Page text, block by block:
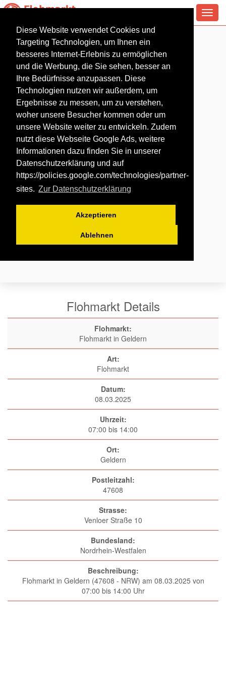
Diese Website verwendet Cookies und
Targeting Technologien, um Ihnen ein
besseres Internet-Erlebnis zu ermöglichen
und die Werbung, die Sie sehen, besser an
Ihre Bedürfnisse anzupassen. Diese
Technologien nutzen wir außerdem, um
Ergebnisse zu messen, um zu verstehen,
woher unsere Besucher kommen oder um
unsere Website weiter zu entwickeln. Zudem
nutzt diese Webseite Google Ads, weitere
Informationen dazu finden Sie in unserer
Datenschutzerklärung und auf
https://policies.google.com/technologies/partner-
sites. Zur Datenschutzerklärung
Akzeptieren
Ablehnen
Flohmarkt in Geldern
Flohmarkt Details
Flohmarkt:
Flohmarkt in Geldern
Art:
Flohmarkt
Datum:
08.03.2025
Uhrzeit:
07:00 bis 14:00
Ort:
Geldern
Postleitzahl:
47608
Strasse:
Venloer Straße 10
Bundesland:
Nordrhein-Westfalen
Beschreibung:
Flohmarkt in Geldern (47608 - NRW) am 08.03.2025 von
07:00 bis 14:00 Uhr